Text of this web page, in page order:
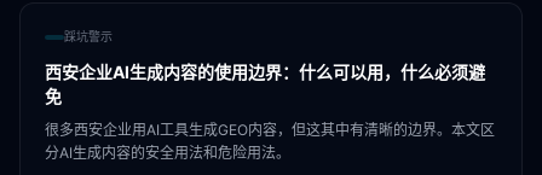
踩坑警示
西安企业AI生成内容的使用边界：什么可以用，什么必须避
免
很多西安企业用AI工具生成GEO内容，但这其中有清晰的边界。本文区
分AI生成内容的安全用法和危险用法。